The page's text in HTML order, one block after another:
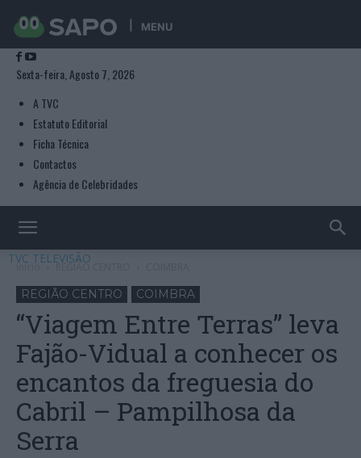
MENU
Sexta-feira, Agosto 7, 2026
A TVC
Estatuto Editorial
Ficha Técnica
Contactos
Agência de Celebridades
TVC TELEVISÃO
Início REGIÃO CENTRO
REGIÃO CENTRO COIMBRA
“Viagem Entre Terras” leva
Fajão-Vidual a conhecer os
encantos da freguesia do
Cabril – Pampilhosa da
Serra